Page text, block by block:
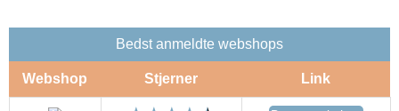
Bedst anmeldte webshops
Webshop Stjerner Link